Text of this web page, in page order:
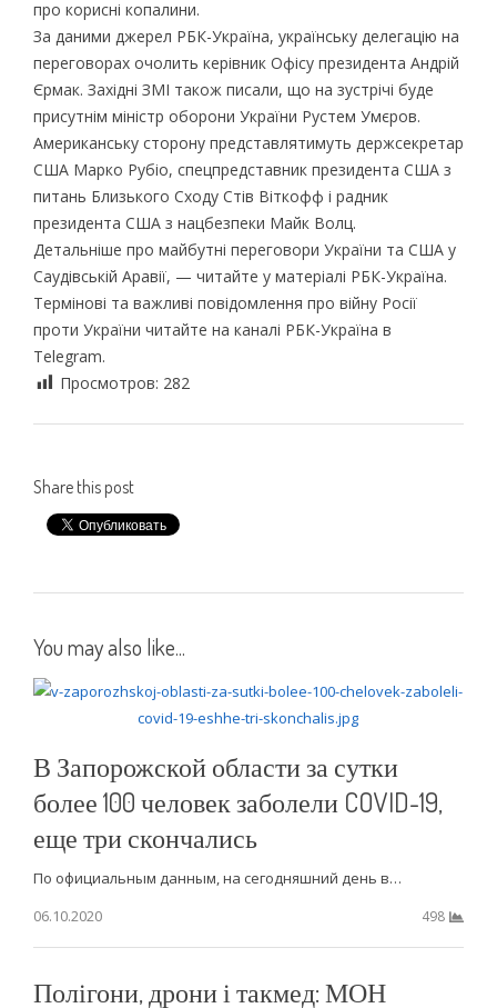
про корисні копалини.
За даними джерел РБК-Україна, українську делегацію на
переговорах очолить керівник Офісу президента Андрій
Єрмак. Західні ЗМІ також писали, що на зустрічі буде
присутнім міністр оборони України Рустем Умєров.
Американську сторону представлятимуть держсекретар
США Марко Рубіо, спецпредставник президента США з
питань Близького Сходу Стів Віткофф і радник
президента США з нацбезпеки Майк Волц.
Детальніше про майбутні переговори України та США у
Саудівській Аравії, — читайте у матеріалі РБК-Україна.
Термінові та важливі повідомлення про війну Росії
проти України читайте на каналі РБК-Україна в
Telegram.
Просмотров: 282
Share this post
You may also like...
В Запорожской области за сутки
более 100 человек заболели COVID-19,
еще три скончались
По официальным данным, на сегодняшний день в…
06.10.2020
498
Полігони, дрони і такмед: МОН